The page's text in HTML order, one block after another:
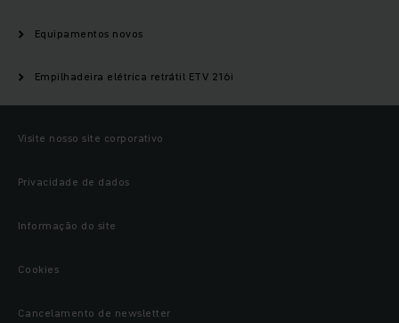
Equipamentos novos
Empilhadeira elétrica retrátil ETV 216i
Visite nosso site corporativo
Privacidade de dados
Informação do site
Cookies
Cancelamento de newsletter